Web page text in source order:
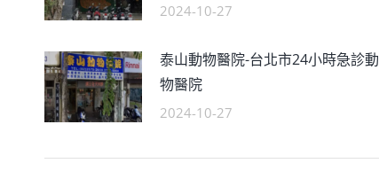
2024-10-27
泰山動物醫院-台北市24小時急診動
物醫院
2024-10-27